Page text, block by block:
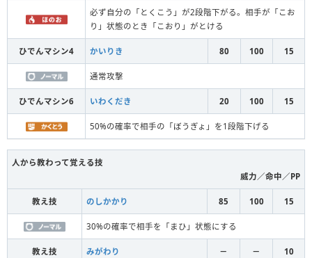
必ず自分の「とくこう」が2段階下がる。相手が「こお
り」状態のとき「こおり」がとける
ひでんマシン4 かいりき 80 100 15
通常攻撃
ひでんマシン6 いわくだき 20 100 15
50%の確率で相手の「ぼうぎょ」を1段階下げる
人から教わって覚える技
威力／命中／PP
教え技 のしかかり 85 100 15
30%の確率で相手を「まひ」状態にする
教え技 みがわり － － 10